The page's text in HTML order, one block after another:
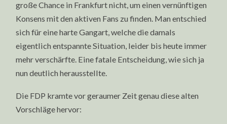
große Chance in Frankfurt nicht, um einen vernünftigen
Konsens mit den aktiven Fans zu finden. Man entschied
sich für eine harte Gangart, welche die damals
eigentlich entspannte Situation, leider bis heute immer
mehr verschärfte. Eine fatale Entscheidung, wie sich ja
nun deutlich herausstellte.
Die FDP kramte vor geraumer Zeit genau diese alten
Vorschläge hervor: